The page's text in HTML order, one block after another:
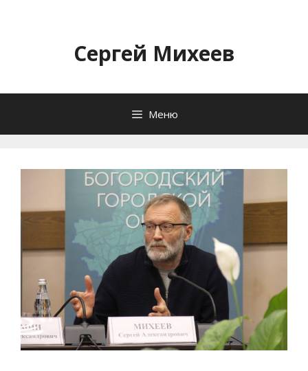
содержимомуСергей Михеев
Меню